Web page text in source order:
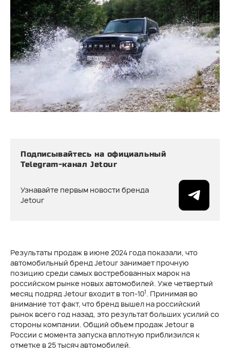
Подписывайтесь на официальный
Telegram-канал Jetour
Узнавайте первым новости бренда
Jetour
Результаты продаж в июне 2024 года показали, что
автомобильный бренд Jetour занимает прочную
позицию среди самых востребованных марок на
российском рынке новых автомобилей. Уже четвертый
месяц подряд Jetour входит в топ-101. Принимая во
внимание тот факт, что бренд вышел на российский
рынок всего год назад, это результат больших усилий со
стороны компании. Общий объем продаж Jetour в
России с момента запуска вплотную приблизился к
отметке в 25 тысяч автомобилей.